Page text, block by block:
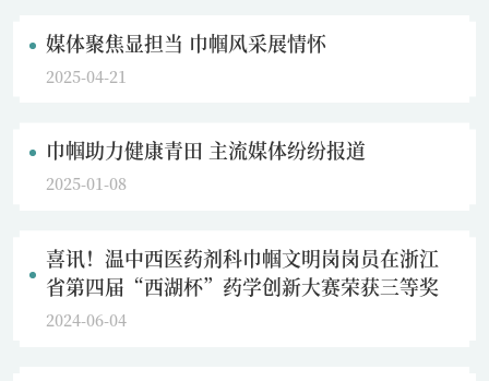
媒体聚焦显担当 巾帼风采展情怀
2025-04-21
巾帼助力健康青田 主流媒体纷纷报道
2025-01-08
喜讯！温中西医药剂科巾帼文明岗岗员在浙江
省第四届“西湖杯”药学创新大赛荣获三等奖
2024-06-04